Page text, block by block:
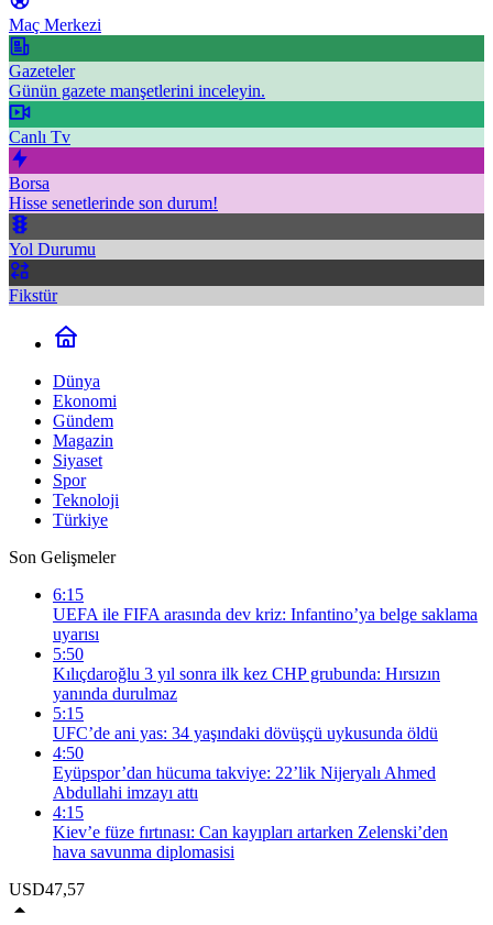
Maç Merkezi
Gazeteler
Günün gazete manşetlerini inceleyin.
Canlı Tv
Borsa
Hisse senetlerinde son durum!
Yol Durumu
Fikstür
Dünya
Ekonomi
Gündem
Magazin
Siyaset
Spor
Teknoloji
Türkiye
Son Gelişmeler
6:15
UEFA ile FIFA arasında dev kriz: Infantino’ya belge saklama
uyarısı
5:50
Kılıçdaroğlu 3 yıl sonra ilk kez CHP grubunda: Hırsızın
yanında durulmaz
5:15
UFC’de ani yas: 34 yaşındaki dövüşçü uykusunda öldü
4:50
Eyüpspor’dan hücuma takviye: 22’lik Nijeryalı Ahmed
Abdullahi imzayı attı
4:15
Kiev’e füze fırtınası: Can kayıpları artarken Zelenski’den
hava savunma diplomasisi
USD47,57